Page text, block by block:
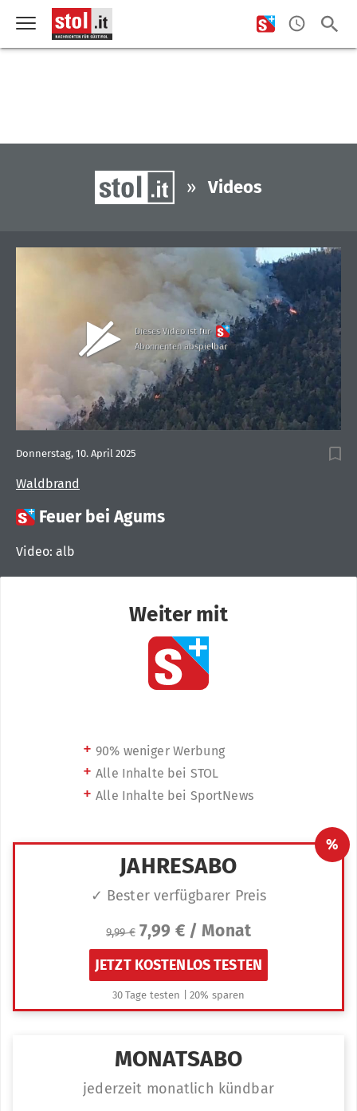
» Videos
Dieses Video ist für
Abonnenten abspielbar
Waldbrand
Donnerstag, 10. April 2025
 Feuer bei Agums
Video: alb